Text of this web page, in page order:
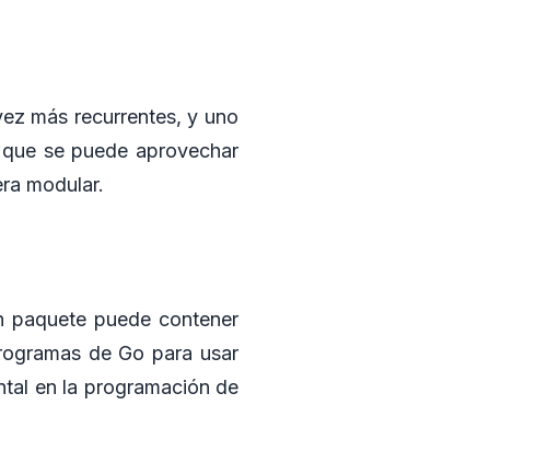
más recurrentes, y uno
se puede aprovechar
modular.
paquete puede contener
de Go para usar
en la programación de